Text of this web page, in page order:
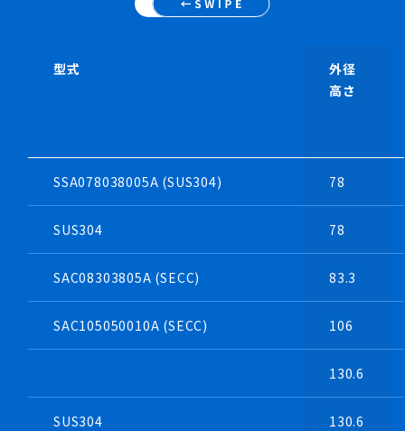
型式
外径
高さ
SSA078038005A (SUS304) 78
SUS304 78
SAC08303805A (SECC) 83.3
SAC105050010A (SECC) 106
130.6
SUS304 130.6